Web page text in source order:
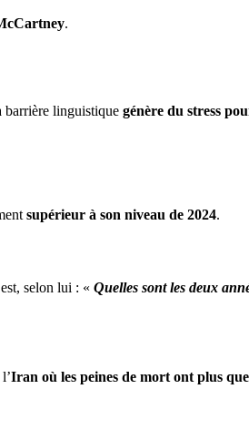
.
barrière linguistique génère du stress
supérieur à son niveau de 2024.
selon lui : « Quelles sont les deux
Iran où les peines de mort ont plus